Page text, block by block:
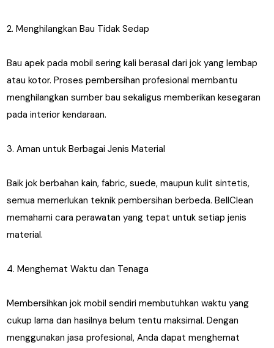
2. Menghilangkan Bau Tidak Sedap
Bau apek pada mobil sering kali berasal dari jok yang lembap
atau kotor. Proses pembersihan profesional membantu
menghilangkan sumber bau sekaligus memberikan kesegaran
pada interior kendaraan.
3. Aman untuk Berbagai Jenis Material
Baik jok berbahan kain, fabric, suede, maupun kulit sintetis,
semua memerlukan teknik pembersihan berbeda. BellClean
memahami cara perawatan yang tepat untuk setiap jenis
material.
4. Menghemat Waktu dan Tenaga
Membersihkan jok mobil sendiri membutuhkan waktu yang
cukup lama dan hasilnya belum tentu maksimal. Dengan
menggunakan jasa profesional, Anda dapat menghemat